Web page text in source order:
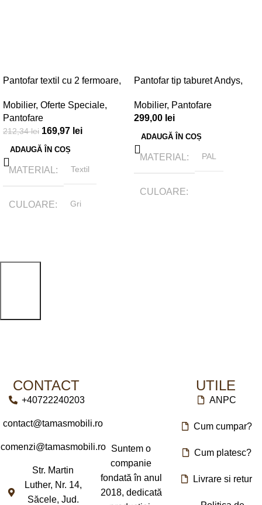
Pantofar textil cu 2 fermoare,
Mobilier, Oferte Speciale,
Pantofare
212,34lei 169,97 lei
ADAUGĂ ÎN COȘ
MATERIAL Textil
CULOARE Gri
Pantofar tip taburet Andys,
Mobilier, Pantofare
299,00 lei
ADAUGĂ ÎN COȘ
MATERIAL PAL
CULOARE
CONTACT
+40722240203
contact@tamasmobili.ro
comenzi@tamasmobili.ro
Str. Martin
Luther, Nr. 14,
Săcele, Jud.
Suntem o
companie
fondată în anul
2018, dedicată
UTILE
ANPC
Cum cumpar?
Cum platesc?
Livrare si retur